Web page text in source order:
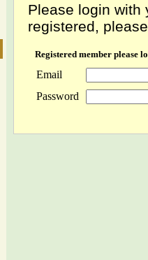
Please login with
registered,
Registered member please
Email
Password